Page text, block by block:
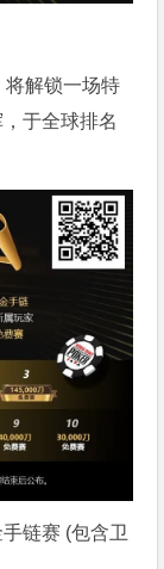
将解锁一场特
于全球排名
链赛 (包含卫